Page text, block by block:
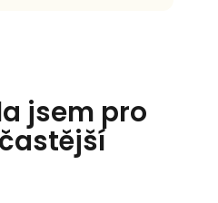
jsem pro